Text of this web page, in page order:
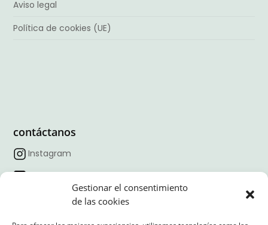
Gestionar el consentimiento
de las cookies
Aviso legal
Política de cookies (UE)
contáctanos
Instagram
Facebook
Linkedin